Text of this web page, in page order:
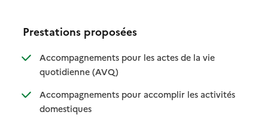
Prestations proposées
Accompagnements pour les actes de la vie
quotidienne (AVQ): disponible
: non disponible
Accompagnements pour accomplir les activités
domestiques: disponible
: non disponible